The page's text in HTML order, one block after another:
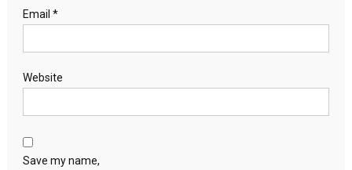
Email *
Website
Save my name,